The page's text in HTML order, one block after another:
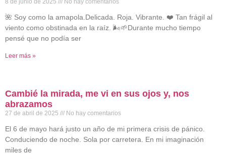
8 de junio de 2025 No hay comentarios
🌺 Soy como la amapola.Delicada. Roja. Vibrante. ❤️ Tan frágil al
viento como obstinada en la raíz. 🌬️🌱Durante mucho tiempo
pensé que no podía ser
Leer más »
Cambié la mirada, me vi en sus ojos y, nos
abrazamos
27 de abril de 2025 No hay comentarios
El 6 de mayo hará justo un año de mi primera crisis de pánico.
Conduciendo de noche. Sola por carretera. En mi imaginación
miles de